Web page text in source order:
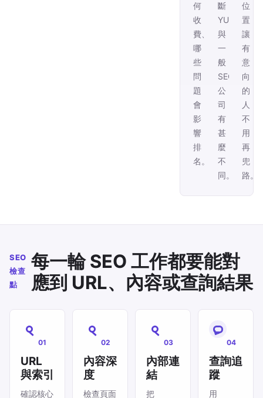
何
收
費、
哪
些
問
題
會
影
響
排
名。
斷
YUSIHK
與
一
般
SEO
公
司
有
甚
麼
不
同。
位
置，
讓
有
意
向
的
人
不
用
再
兜
路。
SEO
檢查
點
每一輪 SEO 工作都要能對
應到 URL、內容或查詢結果
01
URL
與索引
確認核心
02
內容深
度
檢查頁面
03
內部連
結
把
04
查詢追
蹤
用